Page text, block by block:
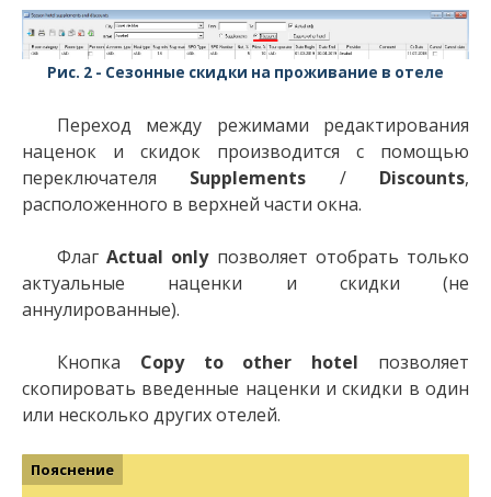
Сезонные скидки на проживание в отеле
Переход между режимами редактирования
наценок и скидок производится с помощью
переключателя Supplements / Discounts,
расположенного в верхней части окна.
ФлагActual onlyпозволяет отобрать только
актуальные наценки и скидки (не
аннулированные).
Кнопка Copy to other hotel позволяет
скопировать введенные наценки и скидки в один
или несколько других отелей.